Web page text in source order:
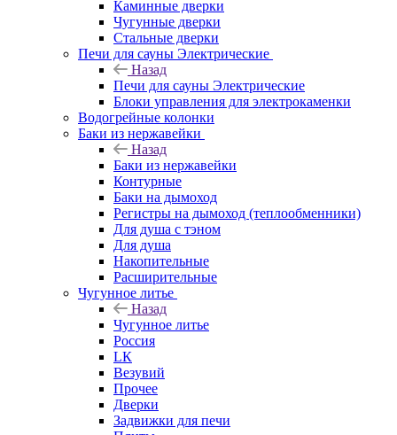
Каминные дверки
Чугунные дверки
Стальные дверки
Печи для сауны Электрические
Назад
Печи для сауны Электрические
Блоки управления для электрокаменки
Водогрейные колонки
Баки из нержавейки
Назад
Баки из нержавейки
Контурные
Баки на дымоход
Регистры на дымоход (теплообменники)
Для душа с тэном
Для душа
Накопительные
Расширительные
Чугунное литье
Назад
Чугунное литье
Россия
LК
Везувий
Прочее
Дверки
Задвижки для печи